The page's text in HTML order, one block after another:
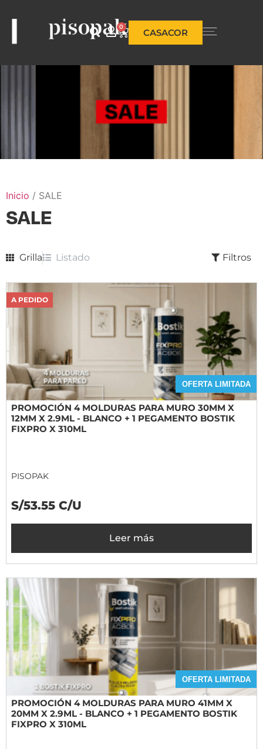
0
CASACOR
Inicio / SALE
SALE
Grilla Listado Filtros
A PEDIDO
OFERTA LIMITADA
PROMOCIÓN 4 MOLDURAS PARA MURO 30MM X
12MM X 2.9ML - BLANCO + 1 PEGAMENTO BOSTIK
FIXPRO X 310ML
PISOPAK
S/53.55 C/U
Leer más
OFERTA LIMITADA
PROMOCIÓN 4 MOLDURAS PARA MURO 41MM X
20MM X 2.9ML - BLANCO + 1 PEGAMENTO BOSTIK
FIXPRO X 310ML